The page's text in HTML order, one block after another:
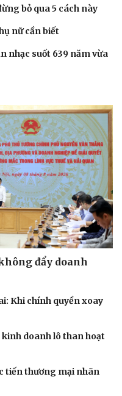
bỏ qua 5 cách này
nữ cần biết
nhạc suốt 639 năm vừa
đẩy doanh
Khi chính quyền xoay
doanh lô than hoạt
tiến thương mại nhãn